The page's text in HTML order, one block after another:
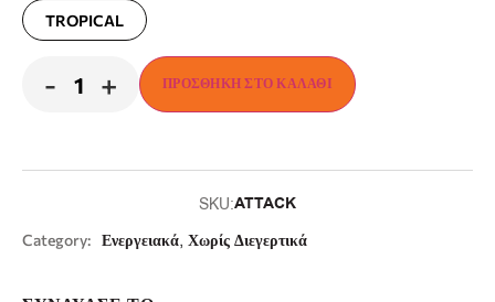
TROPICAL
- + ΠΡΟΣΘΉΚΗ ΣΤΟ ΚΑΛΆΘΙ
SKU:ATTACK
Category: Ενεργειακά, Χωρίς Διεγερτικά